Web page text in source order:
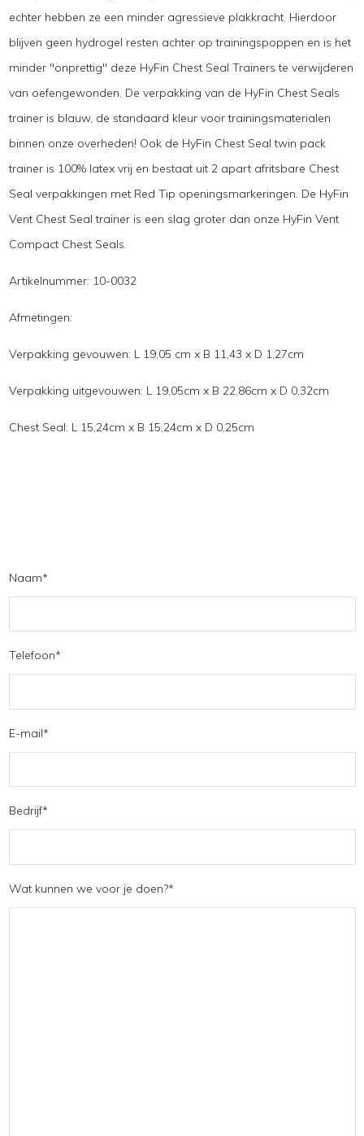
echter hebben ze een minder agressieve plakkracht. Hierdoor
blijven geen hydrogel resten achter op trainingspoppen en is het
minder "onprettig" deze HyFin Chest Seal Trainers te verwijderen
van oefengewonden. De verpakking van de HyFin Chest Seals
trainer is blauw, de standaard kleur voor trainingsmaterialen
binnen onze overheden! Ook de HyFin Chest Seal twin pack
trainer is 100% latex vrij en bestaat uit 2 apart afritsbare Chest
Seal verpakkingen met Red Tip openingsmarkeringen. De HyFin
Vent Chest Seal trainer is een slag groter dan onze HyFin Vent
Compact Chest Seals.
Artikelnummer: 10-0032
Afmetingen:
Verpakking gevouwen: L 19,05 cm x B 11,43 x D 1,27cm
Verpakking uitgevouwen: L 19,05cm x B 22,86cm x D 0,32cm
Chest Seal: L 15,24cm x B 15,24cm x D 0,25cm
Naam*
Telefoon*
E-mail*
Bedrijf*
Wat kunnen we voor je doen?*